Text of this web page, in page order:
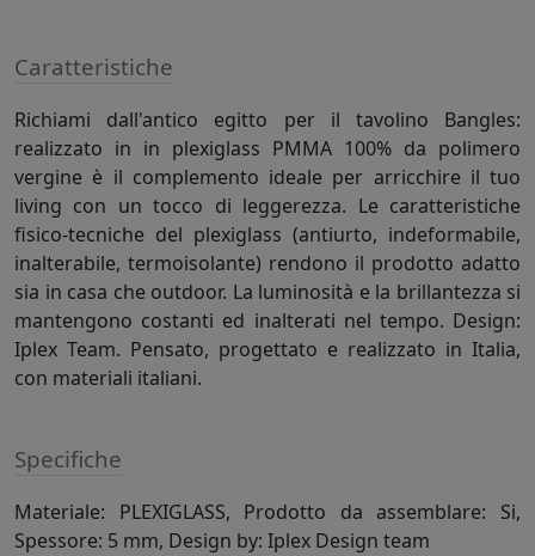
Caratteristiche
Richiami dall'antico egitto per il tavolino Bangles:
realizzato in in plexiglass PMMA 100% da polimero
vergine è il complemento ideale per arricchire il tuo
living con un tocco di leggerezza. Le caratteristiche
fisico-tecniche del plexiglass (antiurto, indeformabile,
inalterabile, termoisolante) rendono il prodotto adatto
sia in casa che outdoor. La luminosità e la brillantezza si
mantengono costanti ed inalterati nel tempo. Design:
Iplex Team. Pensato, progettato e realizzato in Italia,
con materiali italiani.
Specifiche
Materiale: PLEXIGLASS, Prodotto da assemblare: Si,
Spessore: 5 mm, Design by: Iplex Design team